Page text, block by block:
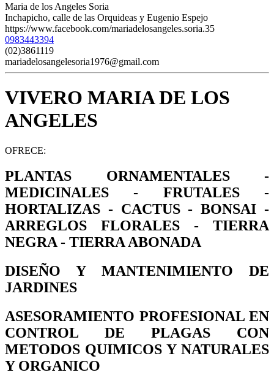
Maria de los Angeles Soria
Inchapicho, calle de las Orquideas y Eugenio Espejo
https://www.facebook.com/mariadelosangeles.soria.35
0983443394
(02)3861119
mariadelosangelesoria1976@gmail.com
VIVERO MARIA DE LOS
ANGELES
OFRECE:
PLANTAS ORNAMENTALES -
MEDICINALES - FRUTALES -
HORTALIZAS - CACTUS - BONSAI -
ARREGLOS FLORALES - TIERRA
NEGRA - TIERRA ABONADA
DISEÑO Y MANTENIMIENTO DE
JARDINES
ASESORAMIENTO PROFESIONAL EN
CONTROL DE PLAGAS CON
METODOS QUIMICOS Y NATURALES
Y ORGANICO